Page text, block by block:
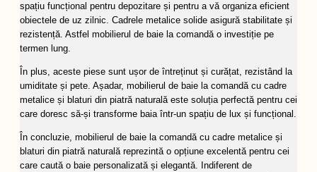
spațiu funcțional pentru depozitare și pentru a vă organiza eficient
obiectele de uz zilnic. Cadrele metalice solide asigură stabilitate și
rezistență. Astfel mobilierul de baie la comandă o investiție pe
termen lung.
În plus, aceste piese sunt ușor de întreținut și curățat, rezistând la
umiditate și pete. Așadar, mobilierul de baie la comandă cu cadre
metalice și blaturi din piatră naturală este soluția perfectă pentru cei
care doresc să-și transforme baia într-un spațiu de lux și funcțional.
În concluzie, mobilierul de baie la comandă cu cadre metalice și
blaturi din piatră naturală reprezintă o opțiune excelentă pentru cei
care caută o baie personalizată și elegantă. Indiferent de